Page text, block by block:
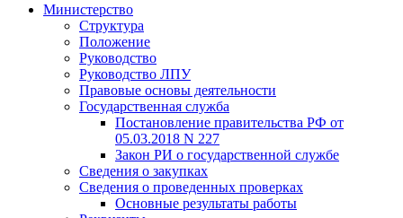
Министерство
Структура
Положение
Руководство
Руководство ЛПУ
Правовые основы деятельности
Государственная служба
Постановление правительства РФ от
05.03.2018 N 227
Закон РИ о государственной службе
Сведения о закупках
Сведения о проведенных проверках
Основные результаты работы